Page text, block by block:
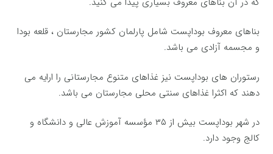
بناهای معروف بوداپست شامل پارلمان کشور مجارستان ، قلعه بودا
و مجسمه آزادی می باشد.
رستوران های بوداپست نیز غذاهای متنوع مجارستانی را ارایه می
دهند که اکثرا غذاهای سنتی محلی مجارستان می باشد.
در شهر بوداپست بیش از ۳۵ مؤسسه آموزش عالی و دانشگاه و
کالج وجود دارد.